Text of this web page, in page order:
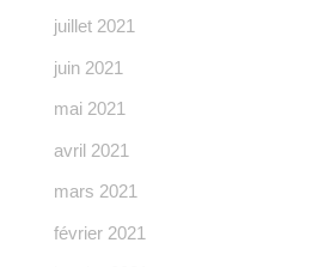
juillet 2021
juin 2021
mai 2021
avril 2021
mars 2021
février 2021